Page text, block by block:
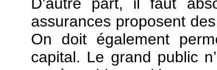
assurances proposent
On doit également
capital. Le grand public